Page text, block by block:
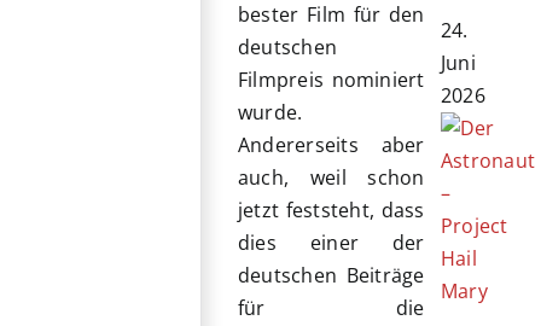
bester Film für den
deutschen
Filmpreis nominiert
wurde.
Andererseits aber
auch, weil schon
jetzt feststeht, dass
dies einer der
deutschen Beiträge
für die
24.
Juni
2026